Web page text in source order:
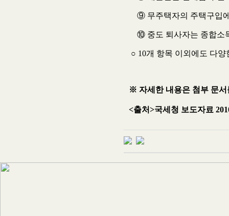
⑨ 무주택자의 주택구입
⑩ 중도 퇴사자는 종합소
○ 10개 항목 이외에도 다
※ 자세한 내용은 첨부 문
<출처>국세청 보도자료